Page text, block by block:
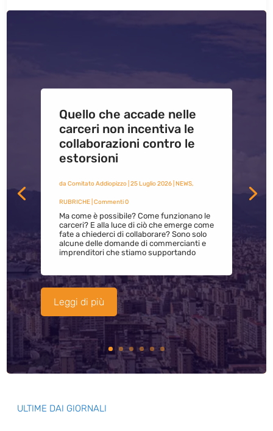
Quello che accade nelle
carceri non incentiva le
collaborazioni contro le
estorsioni
da Comitato Addiopizzo| 25 Luglio 2026| NEWS,
RUBRICHE| Commenti 0
Ma come è possibile? Come funzionano le
carceri? E alla luce di ciò che emerge come
fate a chiederci di collaborare? Sono solo
alcune delle domande di commercianti e
imprenditori che stiamo supportando
Leggi di più
ULTIME DAI GIORNALI